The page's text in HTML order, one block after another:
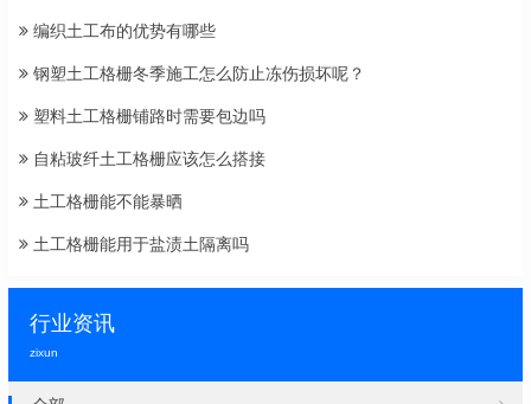
编织土工布的优势有哪些
钢塑土工格栅冬季施工怎么防止冻伤损坏呢？
塑料土工格栅铺路时需要包边吗
自粘玻纤土工格栅应该怎么搭接
土工格栅能不能暴晒
土工格栅能用于盐渍土隔离吗
行业资讯
zixun